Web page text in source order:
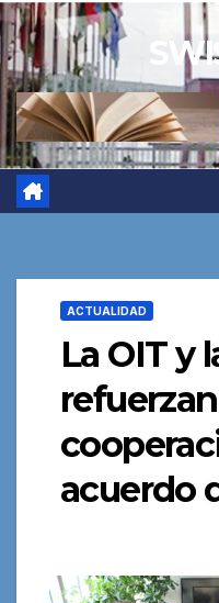
Saltar
al
contenido
ACTUALIDAD
La OIT y
acuerdo